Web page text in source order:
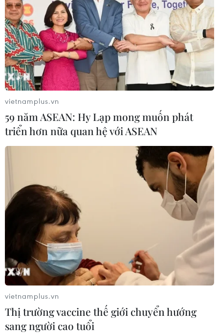
vietnamplus.vn
59 năm ASEAN: Hy Lạp mong muốn phát
triển hơn nữa quan hệ với ASEAN
vietnamplus.vn
Thị trường vaccine thế giới chuyển hướng
sang người cao tuổi